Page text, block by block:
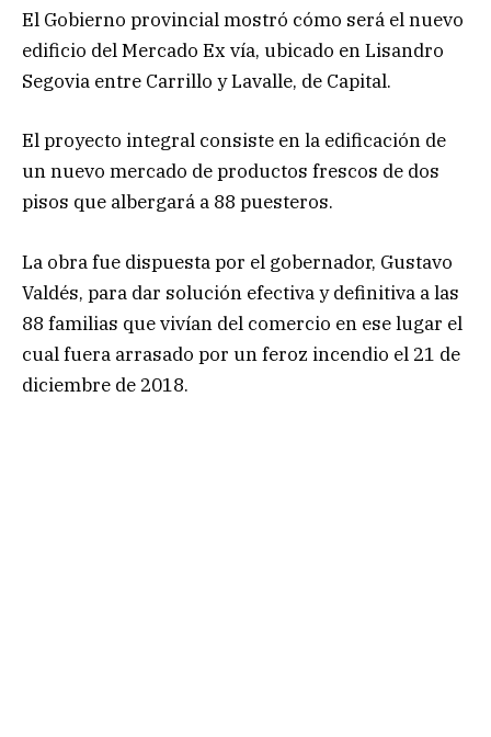
El Gobierno provincial mostró cómo será el nuevo
edificio del Mercado Ex vía, ubicado en Lisandro
Segovia entre Carrillo y Lavalle, de Capital.
El proyecto integral consiste en la edificación de
un nuevo mercado de productos frescos de dos
pisos que albergará a 88 puesteros.
La obra fue dispuesta por el gobernador, Gustavo
Valdés, para dar solución efectiva y definitiva a las
88 familias que vivían del comercio en ese lugar el
cual fuera arrasado por un feroz incendio el 21 de
diciembre de 2018.